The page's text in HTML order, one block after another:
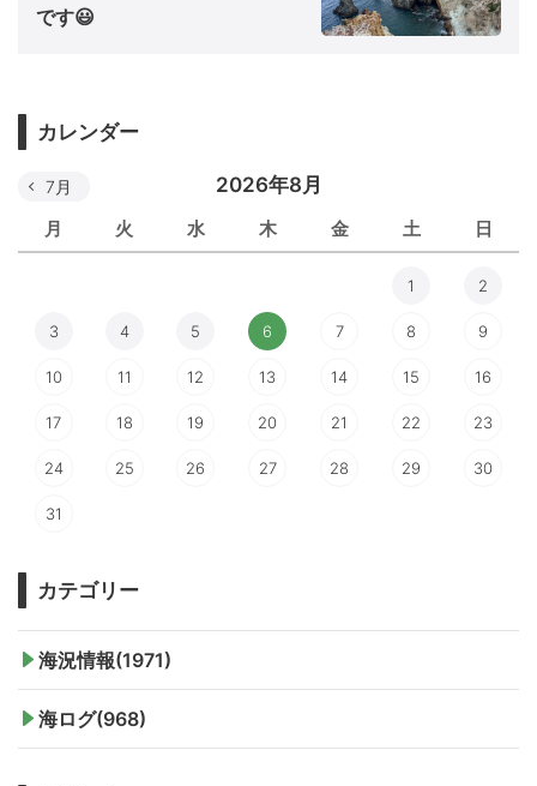
です😃
カレンダー
2026年8月
月 火 水 木 金 土 日
7月
1 2
3 4 5 6 7 8 9
10 11 12 13 14 15 16
17 18 19 20 21 22 23
24 25 26 27 28 29 30
31
カテゴリー
海況情報(1971)
海ログ(968)